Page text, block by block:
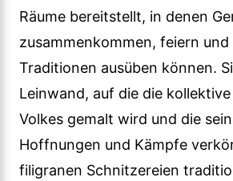
Räume bereitstellt, in denen
zusammenkommen, feiern und
Traditionen ausüben können.
Leinwand, auf die die
Volkes gemalt wird und die
Hoffnungen und Kämpfe
filigranen Schnitzereien